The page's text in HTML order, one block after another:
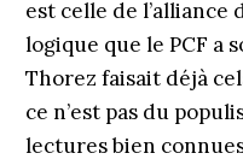
est celle de l’alliance
logique que le PCF a
Thorez faisait déjà
ce n’est pas du
lectures bien